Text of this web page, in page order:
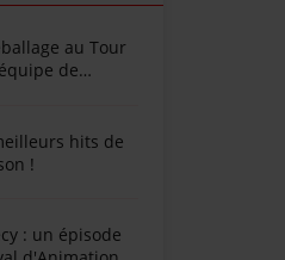
au Tour
de
hits de
!
: un épisode